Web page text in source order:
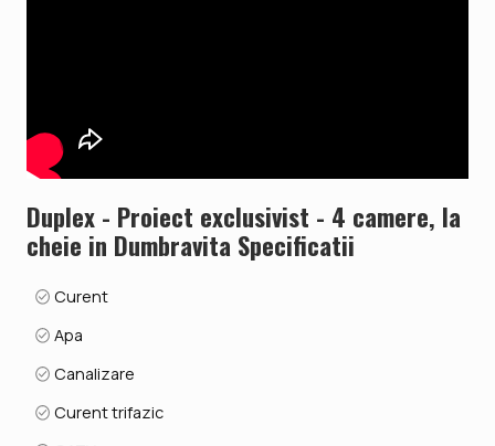
Duplex - Proiect exclusivist - 4 camere, la
cheie in Dumbravita Specificatii
Curent
Apa
Canalizare
Curent trifazic